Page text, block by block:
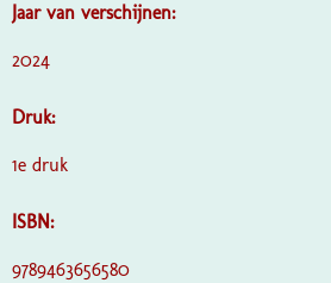
Jaar van verschijnen:
2024
Druk:
1e druk
ISBN:
9789463656580